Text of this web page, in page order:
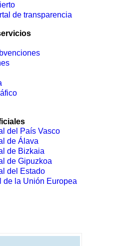
de transparencia
del País Vasco
de Álava
de Bizkaia
de Gipuzkoa
del Estado
de la Unión Europea